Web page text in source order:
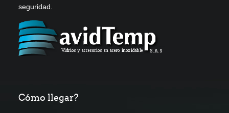
seguridad
Cómo llegar?